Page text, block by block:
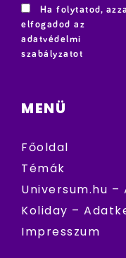
Ha folytatod,
elfogadod az
adatvédelmi
szabályzatot
MENÜ
Főoldal
Témák
Universum.hu
Koliday –
Impresszum